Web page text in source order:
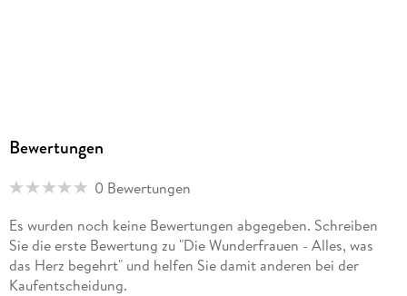
Bewertungen
0 Bewertungen
Es wurden noch keine Bewertungen abgegeben. Schreiben
Sie die erste Bewertung zu "Die Wunderfrauen - Alles, was
das Herz begehrt" und helfen Sie damit anderen bei der
Kaufentscheidung.